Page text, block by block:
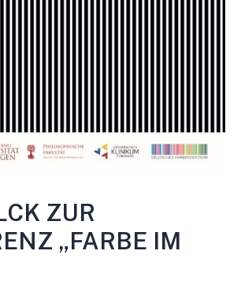
ZUR
„FARBE IM